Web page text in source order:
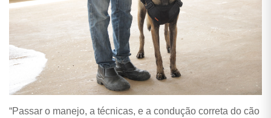
“Passar o manejo, a técnicas, e a condução correta do cão